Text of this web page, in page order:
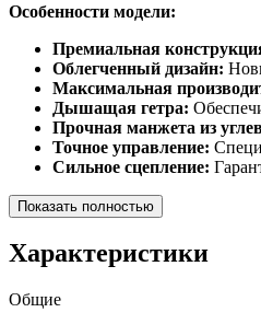
Особенности модели:
Премиальная
Облегченный дизайн:
Максимальная
Дышащая гетра:
Прочная манжета из
Точное управление:
Сильное сцепление:
Показать полностью
Характеристики
Общие